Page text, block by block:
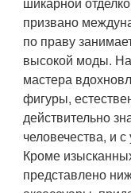
призвано
по праву
высокой моды.
мастера
фигуры,
действительно
человечества, и
Кроме
представлено